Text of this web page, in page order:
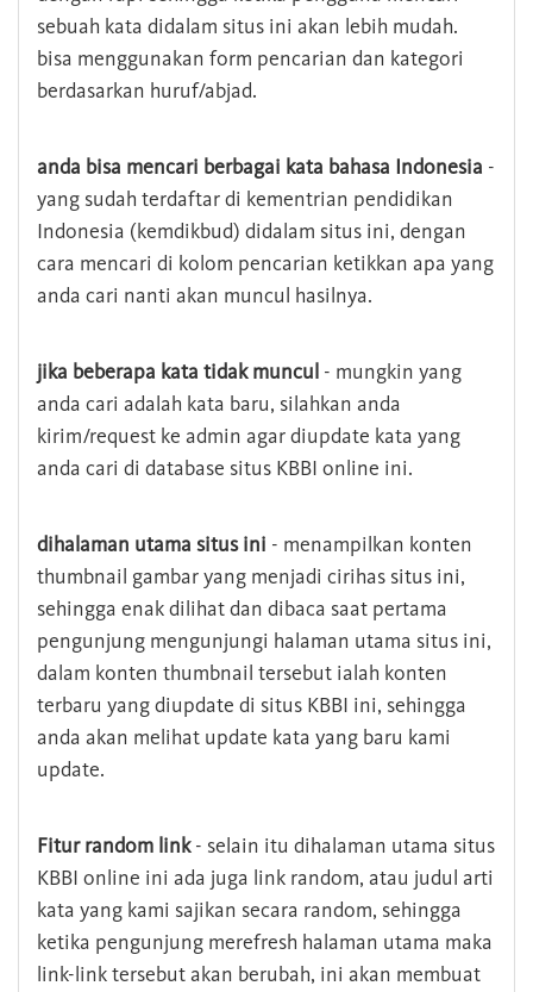
sebuah kata didalam situs ini akan lebih mudah.
bisa menggunakan form pencarian dan kategori
berdasarkan huruf/abjad.
anda bisa mencari berbagai kata bahasa Indonesia -
yang sudah terdaftar di kementrian pendidikan
Indonesia (kemdikbud) didalam situs ini, dengan
cara mencari di kolom pencarian ketikkan apa yang
anda cari nanti akan muncul hasilnya.
jika beberapa kata tidak muncul - mungkin yang
anda cari adalah kata baru, silahkan anda
kirim/request ke admin agar diupdate kata yang
anda cari di database situs KBBI online ini.
dihalaman utama situs ini - menampilkan konten
thumbnail gambar yang menjadi cirihas situs ini,
sehingga enak dilihat dan dibaca saat pertama
pengunjung mengunjungi halaman utama situs ini,
dalam konten thumbnail tersebut ialah konten
terbaru yang diupdate di situs KBBI ini, sehingga
anda akan melihat update kata yang baru kami
update.
Fitur random link- selain itu dihalaman utama situs
KBBI online ini ada juga link random, atau judul arti
kata yang kami sajikan secara random, sehingga
ketika pengunjung merefresh halaman utama maka
link-link tersebut akan berubah, ini akan membuat